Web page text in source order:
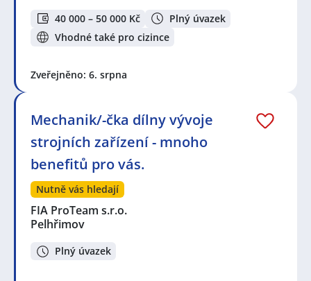
40 000 – 50 000 Kč
Plný úvazek
Vhodné také pro cizince
Zveřejněno: 6. srpna
Mechanik/-čka dílny vývoje
strojních zařízení - mnoho
benefitů pro vás.
Nutně vás hledají
FIA ProTeam s.r.o.
Pelhřimov
Plný úvazek